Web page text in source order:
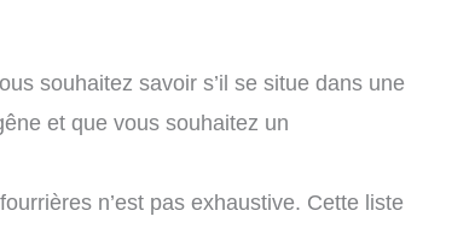
souhaitez savoir s’il se situe dans une
et que vous souhaitez un
n’est pas exhaustive. Cette liste